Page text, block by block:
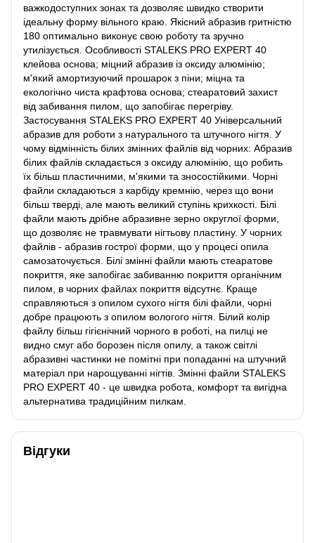
важкодоступних зонах та дозволяє швидко створити
ідеальну форму вільного краю. Якісний абразив гритністю
180 оптимально виконує свою роботу та зручно
утилізується. Особливості STALEKS PRO EXPERT 40
клейова основа; міцний абразив із оксиду алюмінію;
м'який амортизуючий прошарок з піни; міцна та
екологічно чиста крафтова основа; стеаратовий захист
від забивання пилом, що запобігає перегріву.
Застосування STALEKS PRO EXPERT 40 Універсальний
абразив для роботи з натурального та штучного нігтя. У
чому відмінність білих змінних файлів від чорних: Абразив
білих файлів складається з оксиду алюмінію, що робить
їх більш пластичними, м'якими та зносостійкими. Чорні
файли складаються з карбіду кремнію, через що вони
більш тверді, але мають великий ступінь крихкості. Білі
файли мають дрібне абразивне зерно округлої форми,
що дозволяє не травмувати нігтьову пластину. У чорних
файлів - абразив гострої форми, що у процесі опила
самозаточується. Білі змінні файли мають стеаратове
покриття, яке запобігає забиванню покриття органічним
пилом, в чорних файлах покриття відсутнє. Краще
справляються з опилом сухого нігтя білі файли, чорні
добре працюють з опилом вологого нігтя. Білий колір
файлу більш гігієнічний чорного в роботі, на пилці не
видно смуг або борозен після опилу, а також світлі
абразивні частинки не помітні при попаданні на штучний
матеріал при нарощуванні нігтів. Змінні файли STALEKS
PRO EXPERT 40 - це швидка робота, комфорт та вигідна
альтернатива традиційним пилкам.
Відгуки